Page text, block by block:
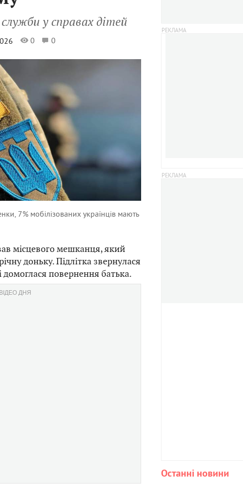
у справах дітей
0 0
7% мобілізованих українців мають
місцевого мешканця, який
доньку. Підлітка звернулася
домоглася повернення батька.
ВІДЕО ДНЯ
Останні новини